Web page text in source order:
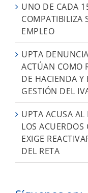
UNO DE CADA
COMPATIBILIZA
EMPLEO
UPTA
ACTÚAN COMO
DE HACIENDA Y
GESTIÓN DEL
UPTA ACUSA
LOS
EXIGE
DEL RETA